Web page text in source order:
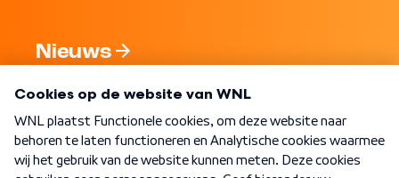
Nieuws
Nieuwsbrief
Word Lid